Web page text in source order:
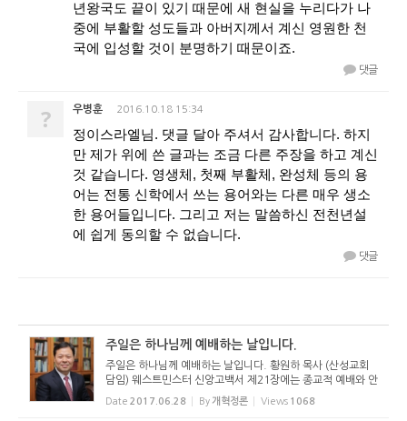
년왕국도 끝이 있기 때문에 새 현실을 누리다가 나
중에 부활할 성도들과 아버지께서 계신 영원한 천
국에 입성할 것이 분명하기 때문이죠.
댓글
? 우병훈 2016.10.18 15:34
정이스라엘님. 댓글 달아 주셔서 감사합니다. 하지
만 제가 위에 쓴 글과는 조금 다른 주장을 하고 계신
것 같습니다. 영생체, 첫째 부활체, 완성체 등의 용
어는 전통 신학에서 쓰는 용어와는 다른 매우 생소
한 용어들입니다. 그리고 저는 말씀하신 전천년설
에 쉽게 동의할 수 없습니다.
댓글
주일은 하나님께 예배하는 날입니다.
주일은 하나님께 예배하는 날입니다. 황원하 목사 (산성교회
담임) 웨스트민스터 신앙고백서 제21장에는 종교적 예배와 안
식일에 대한 조항이 담겨 있습니다. 성도의 가장 기본적인 의
무는 주일날 하나님께 예배하는 것입니다. 필시 교회가 해야
Date 2017.06.28 By 개혁정론 Views 1068